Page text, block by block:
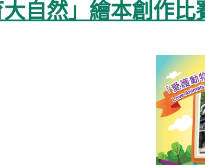
大自然」繪本創作比